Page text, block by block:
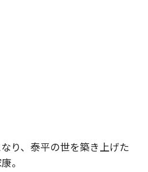
り、泰平の世を築き上げた
。